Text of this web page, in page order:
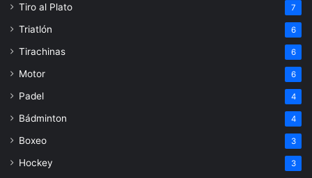
Tiro al Plato 7
Triatlón 6
Tirachinas 6
Motor 6
Padel 4
Bádminton 4
Boxeo 3
Hockey 3